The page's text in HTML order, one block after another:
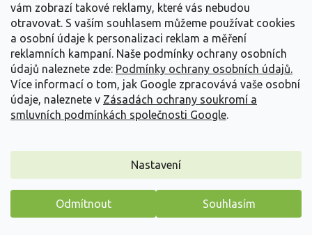
vám zobrazí takové reklamy, které vás nebudou
otravovat. S vaším souhlasem můžeme používat cookies
a osobní údaje k personalizaci reklam a měření
reklamních kampaní. Naše podmínky ochrany osobních
údajů naleznete zde: Podmínky ochrany osobních údajů.
Více informací o tom, jak Google zpracovává vaše osobní
údaje, naleznete v Zásadách ochrany soukromí a
smluvních podmínkách společnosti Google.
Nastavení
Odmítnout Souhlasím
Bohyška 'Empress Wu' - Hosta 'Empress Wu'
Máme pro vás malý dárek